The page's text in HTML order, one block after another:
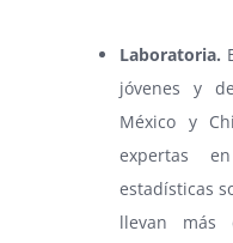
Laboratoria.
jóvenes y
México y
expertas
estadísticas
llevan más